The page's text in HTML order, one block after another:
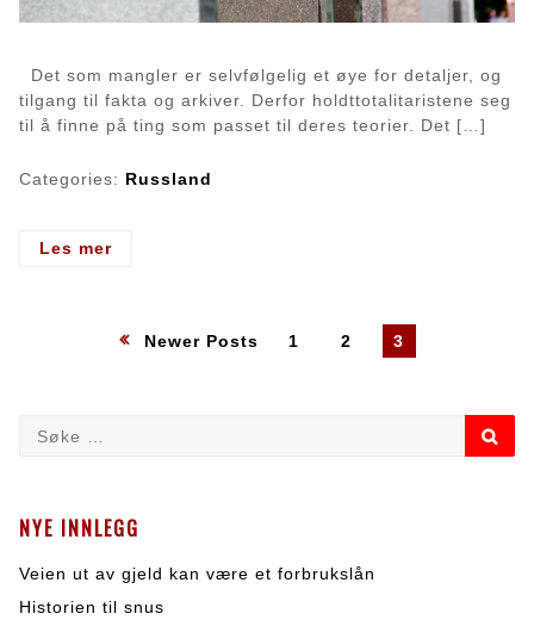
Det som mangler er selvfølgelig et øye for detaljer, og
tilgang til fakta og arkiver. Derfor holdttotalitaristene seg
til å finne på ting som passet til deres teorier. Det […]
Categories: Russland
Les mer- Totalitarismen
utrolige
Newer Posts Page
1 Page
2 Page
3
NYE INNLEGG
Veien ut av gjeld kan være et forbrukslån
Historien til snus